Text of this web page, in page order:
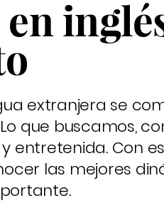
extranjera se
que buscamos,
entretenida. Con
las mejores